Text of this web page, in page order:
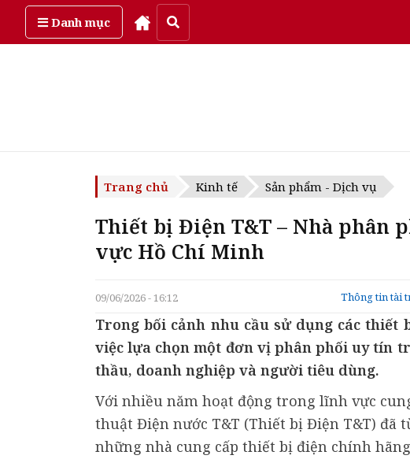
Danh mụcThứ bảy, ngày 8/08/2026
Trang chủ Kinh tế Sản phẩm - Dịch vụ
Thiết bị Điện T&T – Nhà phân
vực Hồ Chí Minh
09/06/2026 - 16:12 Thông tin tài
Trong bối cảnh nhu cầu sử dụng các thiết
việc lựa chọn một đơn vị phân phối uy tín
thầu, doanh nghiệp và người tiêu dùng.
Với nhiều năm hoạt động trong lĩnh vực
thuật Điện nước T&T (Thiết bị Điện T&T) đã
những nhà cung cấp thiết bị điện chính